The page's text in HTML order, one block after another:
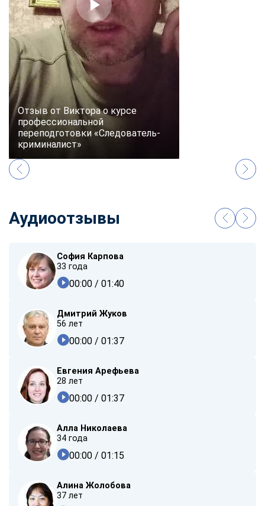
Отзыв от Виктора о курсе
профессиональной
переподготовки «Следователь-
криминалист»
Аудиоотзывы
София Карпова
33 года
00:00 / 01:40
Дмитрий Жуков
56 лет
00:00 / 01:37
Евгения Арефьева
28 лет
00:00 / 01:37
Алла Николаева
34 года
00:00 / 01:15
Алина Жолобова
37 лет